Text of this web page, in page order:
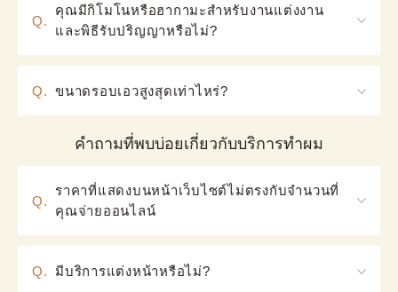
บางชุดสามารถขยายได้ขณะสวมใส่ แม้ว่าจะสามารถ
ใส่ได้ในระดับหนึ่ง แต่โปรดทราบว่าอาจต้องยกเลิกหาก
การแต่งตัวยากเกินไป เนื่องจากเรามีขนาดพิเศษเพียง
บางส่วน กรุณาปรึกษาเมื่อทำการจอง
Q.
คุณมีกิโมโนหรือฮากามะสำหรับงานแต่งงาน
และพิธีรับปริญญาหรือไม่?
【แต่งกายในงานอีเวนต์】 คุณสามารถมาลองชุดได้
ตลอดเวลา โปรดอย่าลังเลที่จะมาที่ร้านของเรา
Q. ขนาดรอบเอวสูงสุดเท่าไหร่?
คำถามที่พบบ่อยเกี่ยวกับบริการทำผม
Q.
ราคาที่แสดงบนหน้าเว็บไซต์ไม่ตรงกับจำนวนที่
คุณจ่ายออนไลน์
คุณสามารถเลือก 【กิโมโน】 หรือ 【ยูกาตะ】 ที่ด้าน
บนของหน้าจองเพื่อดูรายละเอียด
Q. มีบริการแต่งหน้าหรือไม่?